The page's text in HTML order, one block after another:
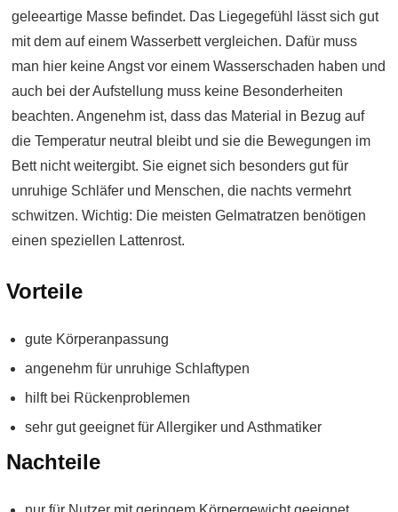
geleeartige Masse befindet. Das Liegegefühl lässt sich gut
mit dem auf einem Wasserbett vergleichen. Dafür muss
man hier keine Angst vor einem Wasserschaden haben und
auch bei der Aufstellung muss keine Besonderheiten
beachten. Angenehm ist, dass das Material in Bezug auf
die Temperatur neutral bleibt und sie die Bewegungen im
Bett nicht weitergibt. Sie eignet sich besonders gut für
unruhige Schläfer und Menschen, die nachts vermehrt
schwitzen. Wichtig: Die meisten Gelmatratzen benötigen
einen speziellen Lattenrost.
Vorteile
gute Körperanpassung
angenehm für unruhige Schlaftypen
hilft bei Rückenproblemen
sehr gut geeignet für Allergiker und Asthmatiker
Nachteile